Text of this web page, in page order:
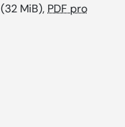
(32 MiB), PDF pro